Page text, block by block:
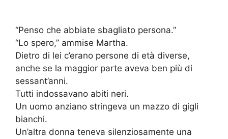
“Penso che abbiate sbagliato persona.”
“Lo spero,” ammise Martha.
Dietro di lei c’erano persone di età diverse,
anche se la maggior parte aveva ben più di
sessant’anni.
Tutti indossavano abiti neri.
Un uomo anziano stringeva un mazzo di gigli
bianchi.
Un’altra donna teneva silenziosamente una